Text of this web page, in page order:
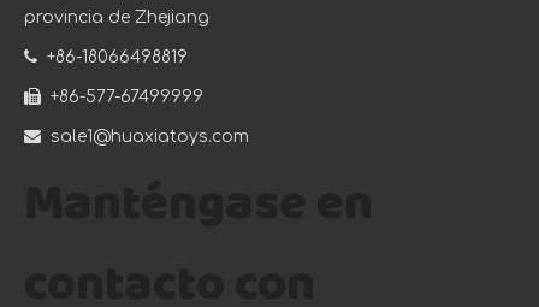
provincia de Zhejiang
 +86-18066498819
 +86-577-67499999
 sale1@huaxiatoys.com